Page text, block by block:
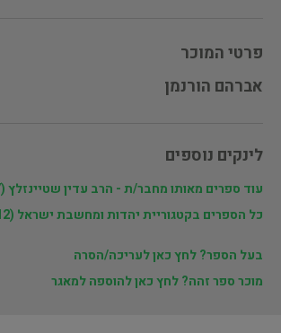
פרטי המוכר
אברהם הורנמן
לינקים נוספים
עוד ספרים מאותו מחבר/ת - הרב עדין שטיינזלץ (27 כותרים)
כל הספרים בקטגוריית יהדות ומחשבת ישראל (9,212 כותרים)
בעל הספר? לחץ כאן לעריכה/הסרה
מוכר ספר זהה? לחץ כאן להוספה למאגר